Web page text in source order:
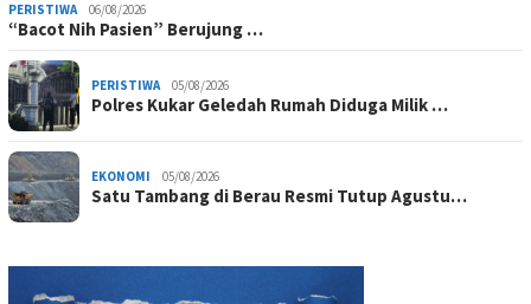
PERISTIWA 06/08/2026
“Bacot Nih Pasien” Berujung …
PERISTIWA 05/08/2026
Polres Kukar Geledah Rumah Diduga Milik …
EKONOMI 05/08/2026
Satu Tambang di Berau Resmi Tutup Agustu…